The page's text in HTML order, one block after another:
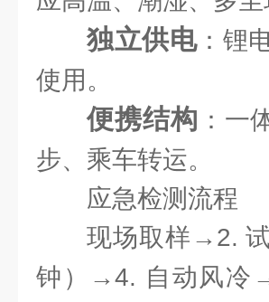
独立供电：锂
使用。
便携结构 ：一
步、乘车转运。
应急检测流程
现场取样→2.
钟）→4. 自动风冷